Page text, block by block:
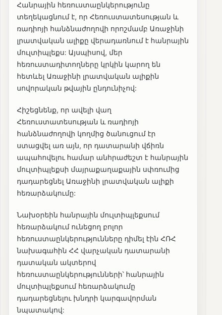
Հանրային հեռուստաընկերությունը
տեղեկացնում է, որ Հեռուստատեսության և
ռադիոյի հանձնաժողովի որոշմամբ Առաջինի
լրատվական ալիքը վերադառնում է հանրային
մուլտիպլեքս: Այսպիսով, մեր
հեռուստադիտողները կրկին կարող են
հետևել Առաջինի լրատվական ալիքին
սովորական թվային ընդունիչով:
Հիշեցնենք, որ ավելի վաղ
Հեռուստատեսության և ռադիոյի
հանձնաժողովի կողմից ծանուցում էր
ստացվել առ այն, որ դատարանի վճիռն
ապահովելու համար անհրաժեշտ է հանրային
մուլտիպլեքսի մայրաքաղաքային սփռումից
դադարեցնել Առաջինի լրատվական ալիքի
հեռարձակումը:
Նախօրեին հանրային մուլտիպլեքսում
հեռարձակում ունեցող բոլոր
հեռուստաընկերությունները դիմել էին ՀՌՀ
նախագահին ՀՀ վարչական դատարանի
դատական ակտերով
հեռուստաընկերությունների՝ հանրային
մուլտիպլեքսում հեռարձակումը
դադարեցնելու խնդրի կարգավորման
նպատակով: